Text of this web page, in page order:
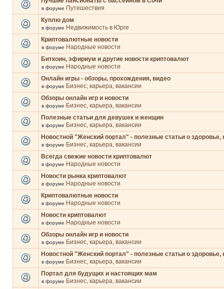
в форуме Путешествия
Куплю дом
в форуме Недвижимость в Юрге
Криптовалютные новости
в форуме Народные новости
Биткоин, эфириум и другие новости криптовалют
в форуме Народные новости
Онлайн игры - обзоры, прохождения, видео
в форуме Бизнес, карьера, вакансии
Обзоры онлайн игр и новости
в форуме Бизнес, карьера, вакансии
Полезные статьи для девушек и женщин
в форуме Бизнес, карьера, вакансии
Новостной "Женский портал" - полезные статьи о здоровье,
в форуме Бизнес, карьера, вакансии
Всегда свежие новости криптовалют
в форуме Народные новости
Новости рынка криптовалют
в форуме Народные новости
Криптовалютные новости
в форуме Народные новости
Новости криптовалют
в форуме Народные новости
Обзоры онлайн игр и новости
в форуме Бизнес, карьера, вакансии
Новостной "Женский портал" - полезные статьи о здоровье,
в форуме Бизнес, карьера, вакансии
Портал для будущих и настоящих мам
в форуме Бизнес, карьера, вакансии